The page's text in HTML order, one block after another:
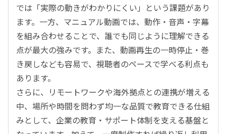
では「実際の動きがわかりにくい」という課題があり
ます。一方、マニュアル動画では、動作・音声・字幕
を組み合わせることで、誰でも同じように理解できる
点が最大の強みです。また、動画再生の一時停止・巻
き戻しなども容易で、視聴者のペースで学べる利点も
あります。
さらに、リモートワークや海外拠点との連携が増える
中、場所や時間を問わず均一な品質で教育できる仕組
みとして、企業の教育・サポート体制を支える基盤と